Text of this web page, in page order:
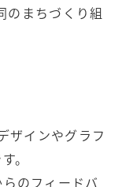
のまちづくり組
ザインやグラフ
。
のフィードバ